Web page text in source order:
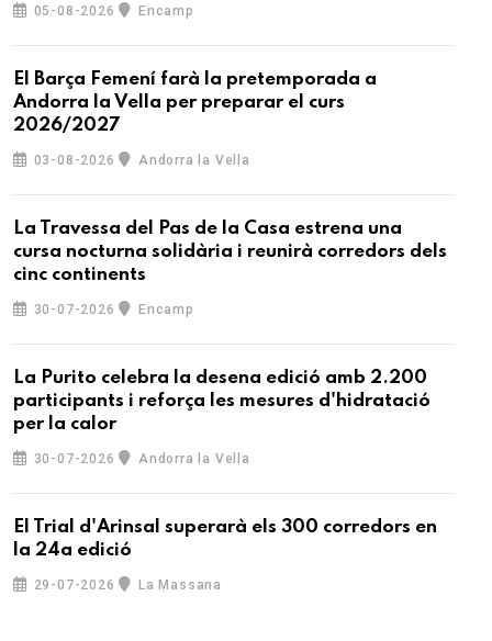
05-08-2026 Encamp
El Barça Femení farà la pretemporada a
Andorra la Vella per preparar el curs
2026/2027
03-08-2026 Andorra la Vella
La Travessa del Pas de la Casa estrena una
cursa nocturna solidària i reunirà corredors dels
cinc continents
30-07-2026 Encamp
La Purito celebra la desena edició amb 2.200
participants i reforça les mesures d'hidratació
per la calor
30-07-2026 Andorra la Vella
El Trial d'Arinsal superarà els 300 corredors en
la 24a edició
29-07-2026 La Massana